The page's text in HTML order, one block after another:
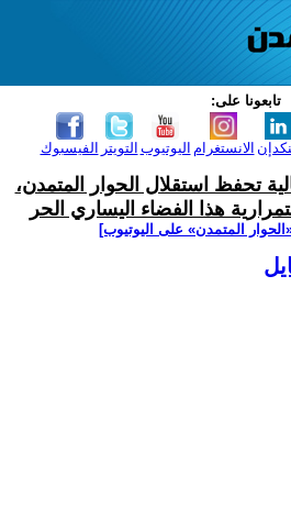
تابعونا على:
الفيسبوك التويتر اليوتيوب الانستغرام
تحفظ استقلال الحوار المتمدن،
هذا الفضاء اليساري الحر
المتمدن» على اليوتيوب]